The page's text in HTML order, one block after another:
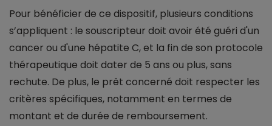
Pour bénéficier de ce dispositif, plusieurs conditions
s’appliquent : le souscripteur doit avoir été guéri d'un
cancer ou d'une hépatite C, et la fin de son protocole
thérapeutique doit dater de 5 ans ou plus, sans
rechute. De plus, le prêt concerné doit respecter les
critères spécifiques, notamment en termes de
montant et de durée de remboursement.